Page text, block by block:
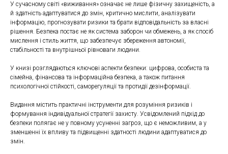
У сучасному світі «виживання» означає не лише фізичну захищеність, а
й здатність адаптуватися до змін, критично мислити, аналізувати
інформацію, прогнозувати ризики та брати відповідальність за власні
рішення. Безпека постає не як система заборон чи обмежень, а як спосіб
мислення і стиль життя, що забезпечує збереження автономії,
стабільності та внутрішньої рівноваги людини.
У книзі розглядаються ключові аспекти безпеки: цифрова, особиста та
сімейна, фінансова та інформаційна безпека, а також питання
психологічної стійкості, саморегуляції та протидії дезінформації.
Видання містить практичні інструменти для розуміння ризиків і
формування індивідуальної стратегії захисту. Усвідомлений підхід до
безпеки полягає не у повному усуненні загроз, що є неможливим, а у
зменшенні їх впливу та підвищенні здатності людини адаптуватися до
змін.